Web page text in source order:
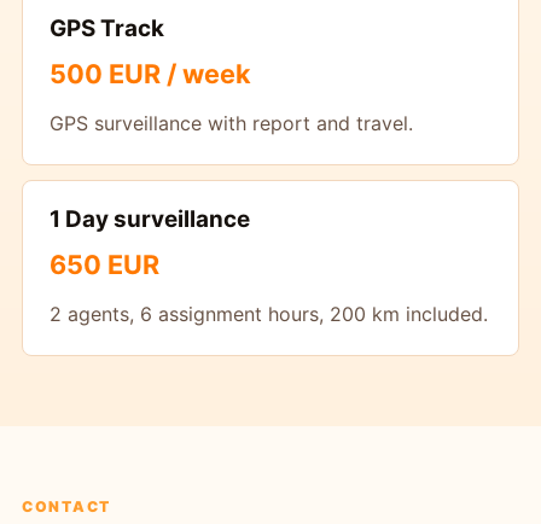
GPS Track
500 EUR / week
GPS surveillance with report and travel.
1 Day surveillance
650 EUR
2 agents, 6 assignment hours, 200 km included.
CONTACT